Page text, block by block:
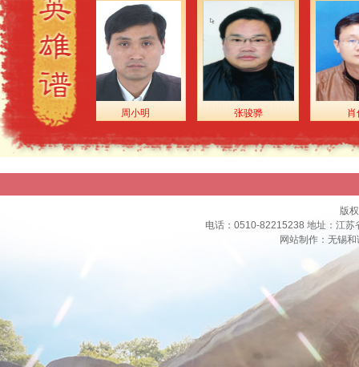
英 周小明 张骏骅 肖俊强
版
电话：0510-82215238 地址：江
网站制作： 无锡和